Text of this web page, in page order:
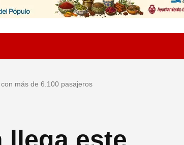
más de 6.100 pasajeros
llega este